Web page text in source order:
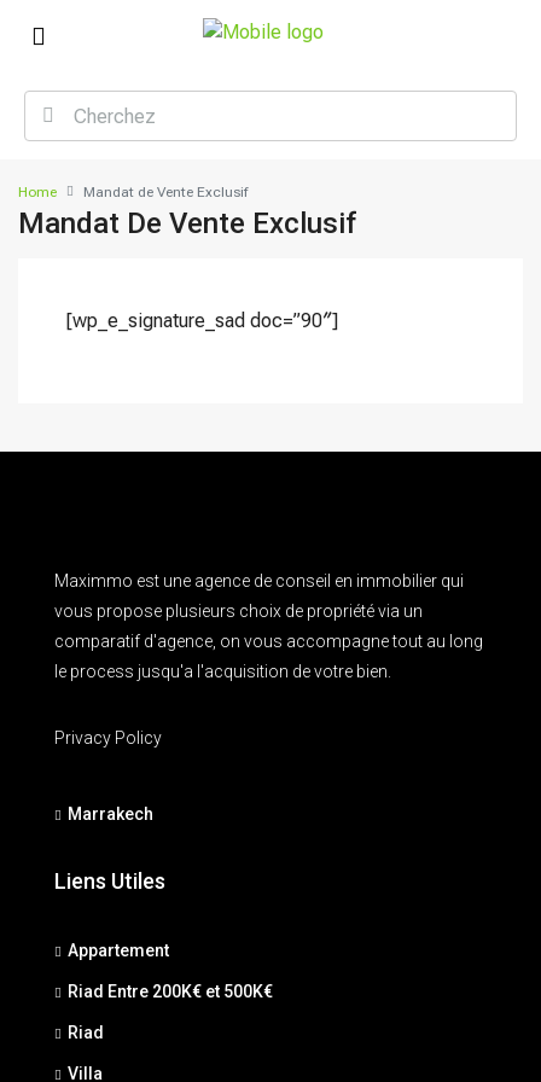
Home Mandat de Vente Exclusif
Mandat De Vente Exclusif
[wp_e_signature_sad doc=”90″]
Maximmo est une agence de conseil en immobilier qui
vous propose plusieurs choix de propriété via un
comparatif d'agence, on vous accompagne tout au long
le process jusqu'a l'acquisition de votre bien.
Privacy Policy
Marrakech
Liens Utiles
Appartement
Riad Entre 200K€ et 500K€
Riad
Villa